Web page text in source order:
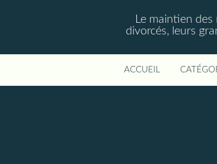
Le maintien
divorcés, leurs
ACCUEIL